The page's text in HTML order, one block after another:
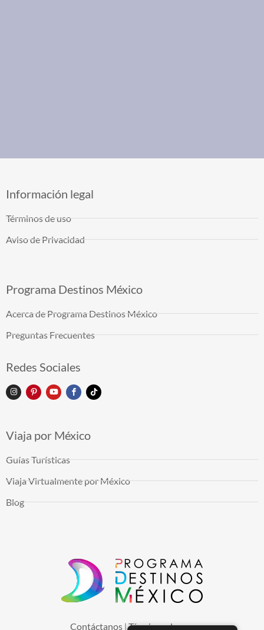
Información legal
Términos de uso
Aviso de Privacidad
Programa Destinos México
Acerca de Programa Destinos México
Preguntas Frecuentes
Redes Sociales
Viaja por México
Guías Turísticas
Viaja Virtualmente por México
Blog
Contáctanos |Términos de uso